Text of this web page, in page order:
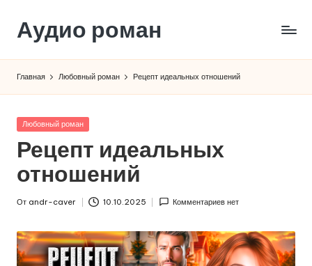
Перейти
содержимому
Аудио роман
Главная Любовный роман Рецепт идеальных отношений
Опубликовано
Любовный роман
Рецепт идеальных
отношений
От andr-caver 10.10.2025 Комментариев нет